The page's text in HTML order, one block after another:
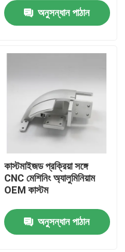
অনুসন্ধান পাঠান
কাস্টমাইজড প্রক্রিয়া সঙ্গে
CNC মেশিনিং অ্যালুমিনিয়াম
OEM কাস্টম
অনুসন্ধান পাঠান